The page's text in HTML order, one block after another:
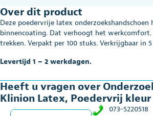
Poedervrij
kleur
Ivoorwit
aantal
Over dit product
Deze poedervrije latex
binnencoating. Dat verhoogt het werkcomfort.
trekken. Verpakt per 100 stuks. Verkrijgbaar in
Levertijd 1 – 2 werkdagen.
Heeft u vragen over
Klinion Latex, Poedervrij
073-5220518